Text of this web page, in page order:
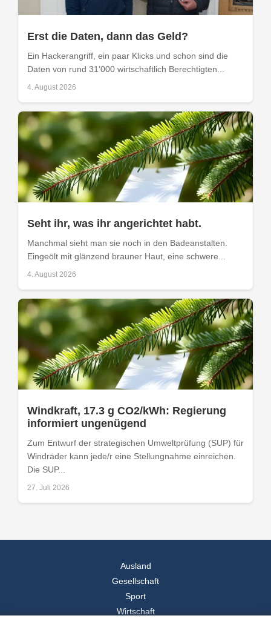
Erst die Daten, dann das Geld?
Ein Hackerangriff, ein paar Klicks und schon sind die
Daten von rund 31’000 wirtschaftlich Berechtigten...
4. August 2026
Seht ihr, was ihr angerichtet habt.
Manchmal sieht man sie noch in den Badeanstalten.
Eingeölt mit glänzend brauner Haut, eine schwere...
4. August 2026
Windkraft, 17.3 g CO2/kWh: Regierung
informiert ungenügend
Zum Entwurf der strategischen Umweltprüfung (SUP) für
Windräder kann jede/r eine Stellungnahme einreichen.
Die SUP...
27. Juli 2026
Ausland
Gesellschaft
Sport
Wirtschaft